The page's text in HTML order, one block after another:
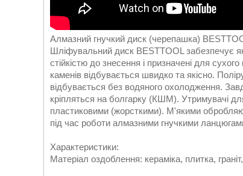
Алмазний гнучкий диск (черепашка)
Шліфувальний диск BESTTOOL забезпечує
стійкістю до знесення і призначені для
каменів відбувається швидко та якісно.
відбувається без водяного охолодження.
кріпляться на болгарку (КШМ). Утримувачі
пластиковими (жорсткими). М'якими
під час роботи алмазними гнучкими
Характеристики:
Матеріал оздоблення: кераміка, плитка,